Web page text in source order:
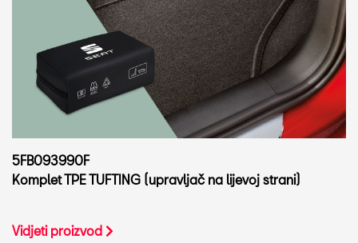
5FB093990F
Komplet TPE TUFTING (upravljač na lijevoj strani)
Vidjeti proizvod